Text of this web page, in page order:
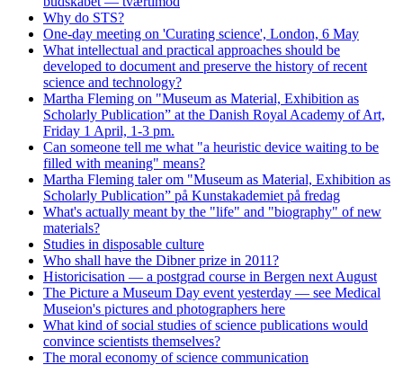
Why do STS?
One-day meeting on 'Curating science', London, 6 May
What intellectual and practical approaches should be
developed to document and preserve the history of recent
science and technology?
Martha Fleming on "Museum as Material, Exhibition as
Scholarly Publication” at the Danish Royal Academy of Art,
Friday 1 April, 1-3 pm.
Can someone tell me what "a heuristic device waiting to be
filled with meaning" means?
Martha Fleming taler om "Museum as Material, Exhibition as
Scholarly Publication” på Kunstakademiet på fredag
What's actually meant by the "life" and "biography" of new
materials?
Studies in disposable culture
Who shall have the Dibner prize in 2011?
Historicisation — a postgrad course in Bergen next August
The Picture a Museum Day event yesterday — see Medical
Museion's pictures and photographers here
What kind of social studies of science publications would
convince scientists themselves?
The moral economy of science communication